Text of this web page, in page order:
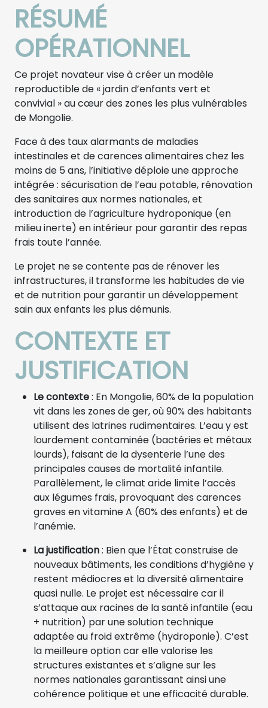
RÉSUMÉ
OPÉRATIONNEL
Ce projet novateur vise à créer un modèle
reproductible de « jardin d’enfants vert et
convivial » au cœur des zones les plus vulnérables
de Mongolie.
Face à des taux alarmants de maladies
intestinales et de carences alimentaires chez les
moins de 5 ans, l’initiative déploie une approche
intégrée : sécurisation de l’eau potable, rénovation
des sanitaires aux normes nationales, et
introduction de l’agriculture hydroponique (en
milieu inerte) en intérieur pour garantir des repas
frais toute l’année.
Le projet ne se contente pas de rénover les
infrastructures, il transforme les habitudes de vie
et de nutrition pour garantir un développement
sain aux enfants les plus démunis.
CONTEXTE ET
JUSTIFICATION
Le contexte: En Mongolie, 60% de la population
vit dans les zones de ger, où 90% des habitants
utilisent des latrines rudimentaires. L’eau y est
lourdement contaminée (bactéries et métaux
lourds), faisant de la dysenterie l’une des
principales causes de mortalité infantile.
Parallèlement, le climat aride limite l’accès
aux légumes frais, provoquant des carences
graves en vitamine A (60% des enfants) et de
l’anémie.
La justification: Bien que l’État construise de
nouveaux bâtiments, les conditions d’hygiène y
restent médiocres et la diversité alimentaire
quasi nulle. Le projet est nécessaire car il
s’attaque aux racines de la santé infantile (eau
+ nutrition) par une solution technique
adaptée au froid extrême (hydroponie). C’est
la meilleure option car elle valorise les
structures existantes et s’aligne sur les
normes nationales garantissant ainsi une
cohérence politique et une efficacité durable.